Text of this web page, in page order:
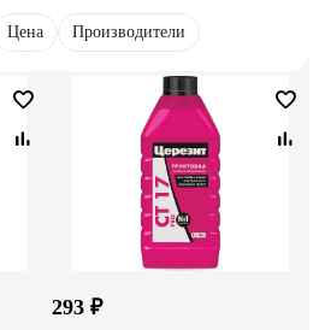
Цена Производители
293 ₽